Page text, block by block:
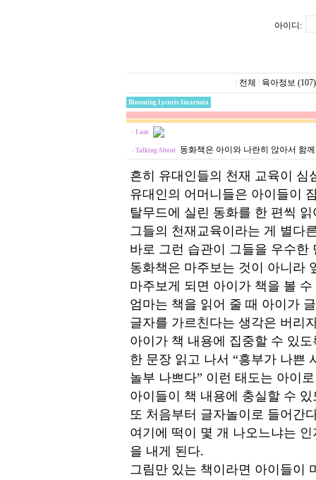
아이디:
전체 육아정보 (107)
Blooming Lycoris Incarnata
- I am
- Talking About 동화책은 아이와 나란히 앉아서 함
흔히 유대인들의 천재 교육이 심
유대인의 어머니들은 아이들이
탈무드에 실린 동화를 한 편씩
그들의 천재교육이라는 게 별다
바로 그런 습관이 그들을 우수한
동화책은 마주보는 것이 아니라
마주보게 되면 아이가 책을 볼
엄마는 책을 읽어 줄 때 아이가
글자를 가르친다는 생각은 버리
아이가 책 내용에 집중할 수 있
한 문장 읽고 나서 “흥부가 나쁜
놀부 나쁘다” 이런 태도는 아이
아이들이 책 내용에 충실할 수
또 처음부터 글자놀이로 들어간
여기에 떡이 몇 개 나오느냐는
을 내게 된다.
그림만 있는 책이라면 아이들이